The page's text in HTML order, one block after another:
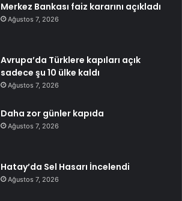
Merkez Bankası faiz kararını açıkladı
Ağustos 7, 2026
Avrupa’da Türklere kapıları açık
sadece şu 10 ülke kaldı
Ağustos 7, 2026
Daha zor günler kapıda
Ağustos 7, 2026
Hatay’da Sel Hasarı İncelendi
Ağustos 7, 2026